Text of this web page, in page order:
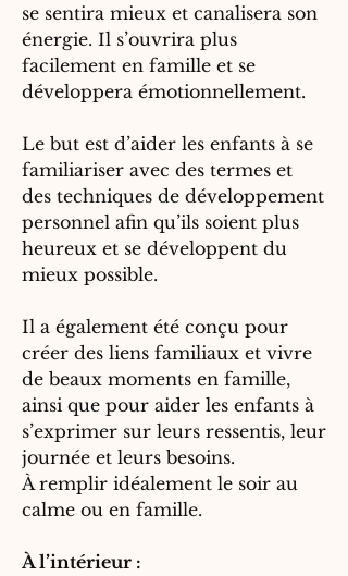
se sentira mieux et canalisera son
énergie. Il s’ouvrira plus
facilement en famille et se
développera émotionnellement.
Le but est d’aider les enfants à se
familiariser avec des termes et
des techniques de développement
personnel afin qu’ils soient plus
heureux et se développent du
mieux possible.
Il a également été conçu pour
créer des liens familiaux et vivre
de beaux moments en famille,
ainsi que pour aider les enfants à
s’exprimer sur leurs ressentis, leur
journée et leurs besoins.
À remplir idéalement le soir au
calme ou en famille.
À l’intérieur :